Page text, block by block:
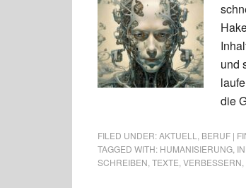
und
die
FILED UNDER:AKTUELL BERUF |
TAGGED WITH: HUMANISIERUNG
SCHREIBEN TEXTE VERBESSERN